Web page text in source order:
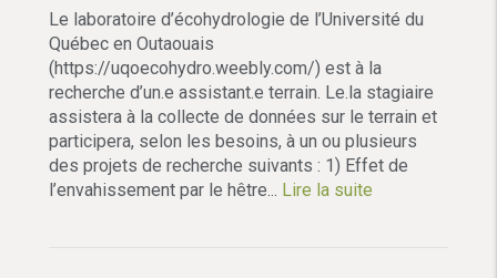
Le laboratoire d’écohydrologie de l’Université du
Québec en Outaouais
(https://uqoecohydro.weebly.com/) est à la
recherche d’un.e assistant.e terrain. Le.la stagiaire
assistera à la collecte de données sur le terrain et
participera, selon les besoins, à un ou plusieurs
des projets de recherche suivants : 1) Effet de
l’envahissement par le hêtre... Lire la suite